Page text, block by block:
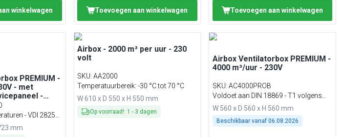
winkelwagen Toevoegen aan winkelwagen Toevoegen aan winkelwagen
PREMIUM -
- met
-
- VDI 2825
mm
Airbox - 2000 m³ per uur - 230
volt
SKU:AA2000
Temperatuurbereik: -30 °C tot 70 °C
W 610 x D 550 x H 550 mm
Op voorraad!: 1 - 3 dagen
Airbox Ventilatorbox PREMIUM -
4000 m³/uur - 230V
SKU: AC4000PROB
Voldoet aan DIN 18869 - T1 volgens
VDI 2052
W 560 x D 560 x H 560 mm
Beschikbaar vanaf 06.08.2026